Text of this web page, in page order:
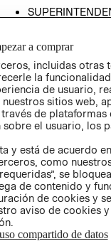
PETICIONES
QUEJAS Y
RECLAMOS
a comprar
incluidas otras
la
de usuario,
sitios web,
de plataformas
el usuario, los
y está de acuerdo
como
se
de contenido y
de cookies y
aviso de cookies
compartido de datos